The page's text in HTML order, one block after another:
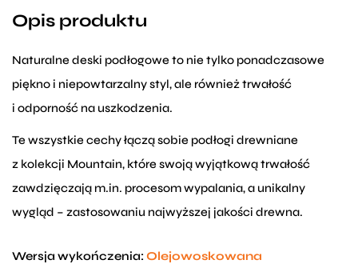
Opis produktu
Naturalne deski podłogowe to nie tylko ponadczasowe
piękno i niepowtarzalny styl, ale również trwałość
i odporność na uszkodzenia.
Te wszystkie cechy łączą sobie podłogi drewniane
z kolekcji Mountain, które swoją wyjątkową trwałość
zawdzięczają m.in. procesom wypalania, a unikalny
wygląd – zastosowaniu najwyższej jakości drewna.
Wersja wykończenia: Olejowoskowana